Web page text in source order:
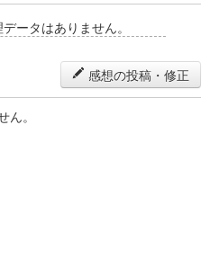
ータはありません。
感想の投稿・修正
。